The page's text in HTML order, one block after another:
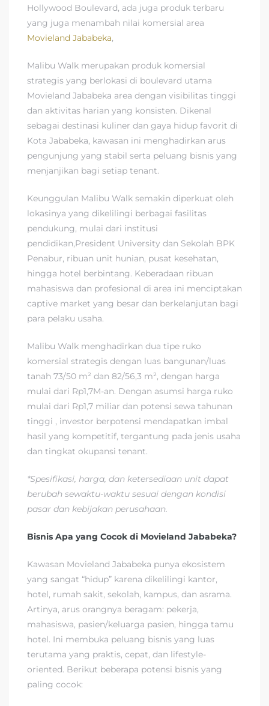
Hollywood Boulevard, ada juga produk terbaru
yang juga menambah nilai komersial area
Movieland Jababeka,
Malibu Walk merupakan produk komersial
strategis yang berlokasi di boulevard utama
Movieland Jababeka area dengan visibilitas tinggi
dan aktivitas harian yang konsisten. Dikenal
sebagai destinasi kuliner dan gaya hidup favorit di
Kota Jababeka, kawasan ini menghadirkan arus
pengunjung yang stabil serta peluang bisnis yang
menjanjikan bagi setiap tenant.
Keunggulan Malibu Walk semakin diperkuat oleh
lokasinya yang dikelilingi berbagai fasilitas
pendukung, mulai dari institusi
pendidikan,President University dan Sekolah BPK
Penabur, ribuan unit hunian, pusat kesehatan,
hingga hotel berbintang. Keberadaan ribuan
mahasiswa dan profesional di area ini menciptakan
captive market yang besar dan berkelanjutan bagi
para pelaku usaha.
Malibu Walk menghadirkan dua tipe ruko
komersial strategis dengan luas bangunan/luas
tanah 73/50 m² dan 82/56,3 m², dengan harga
mulai dari Rp1,7M-an. Dengan asumsi harga ruko
mulai dari Rp1,7 miliar dan potensi sewa tahunan
tinggi , investor berpotensi mendapatkan imbal
hasil yang kompetitif, tergantung pada jenis usaha
dan tingkat okupansi tenant.
*Spesifikasi, harga, dan ketersediaan unit dapat
berubah sewaktu-waktu sesuai dengan kondisi
pasar dan kebijakan perusahaan.
Bisnis Apa yang Cocok di Movieland Jababeka?
Kawasan Movieland Jababeka punya ekosistem
yang sangat “hidup” karena dikelilingi kantor,
hotel, rumah sakit, sekolah, kampus, dan asrama.
Artinya, arus orangnya beragam: pekerja,
mahasiswa, pasien/keluarga pasien, hingga tamu
hotel. Ini membuka peluang bisnis yang luas
terutama yang praktis, cepat, dan lifestyle-
oriented. Berikut beberapa potensi bisnis yang
paling cocok: